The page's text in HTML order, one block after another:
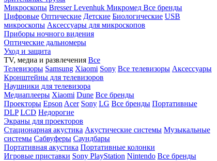
Микроскопы BresserLevenhuk Микромед Все бренды
Цифровые Оптические Детские Биологические USB
микроскопы Аксессуары для микроскопов
Приборы ночного видения
Оптические дальномеры
Уход и защита
TV, медиа и развлечения Все
Телевизоры Samsung Xiaomi Sony Все телевизоры Аксессуары
Кронштейны для телевизоров
Наушники для телевизора
Медиаплееры Xiaomi Dune Все бренды
Проекторы Epson Acer Sony LG Все бренды Портативные
DLP LCD Недорогие
Экраны для проекторов
Стационарная акустика Акустические системы Музыкальные
системы Сабвуферы Саундбары
Портативная акустика Портативные колонки
Игровые приставки Sony PlayStation Nintendo Все бренды